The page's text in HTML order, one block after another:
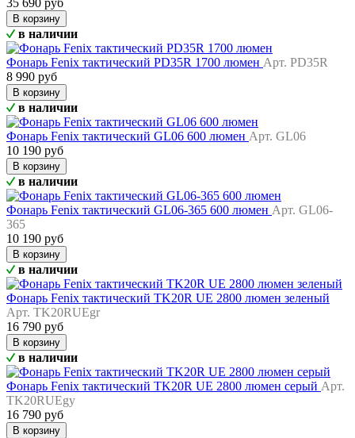
35 690 руб
В корзину
в наличии
Фонарь Fenix тактический PD35R 1700 люмен Арт. PD35R
8 990 руб
В корзину
в наличии
Фонарь Fenix тактический GL06 600 люмен Арт. GL06
10 190 руб
В корзину
в наличии
Фонарь Fenix тактический GL06-365 600 люмен Арт. GL06-
365
10 190 руб
В корзину
в наличии
Фонарь Fenix тактический TK20R UE 2800 люмен зеленый
Арт. TK20RUEgr
16 790 руб
В корзину
в наличии
Фонарь Fenix тактический TK20R UE 2800 люмен серый Арт.
TK20RUEgy
16 790 руб
В корзину